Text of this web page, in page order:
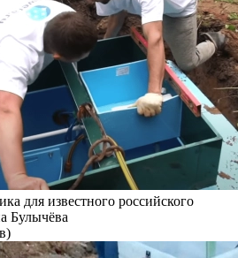
для известного российского
Булычёва